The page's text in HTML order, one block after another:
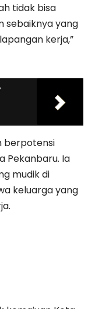
tidak bisa
sebaiknya yang
kerja,”
berpotensi
Pekanbaru. Ia
mudik di
keluarga yang